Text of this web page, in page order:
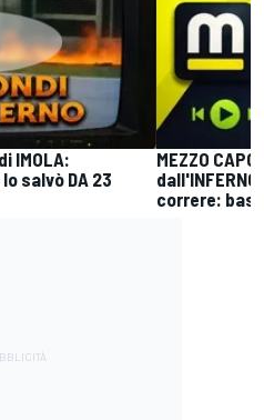
IMOLA:
salvò DA 23
MEZZO
correre: